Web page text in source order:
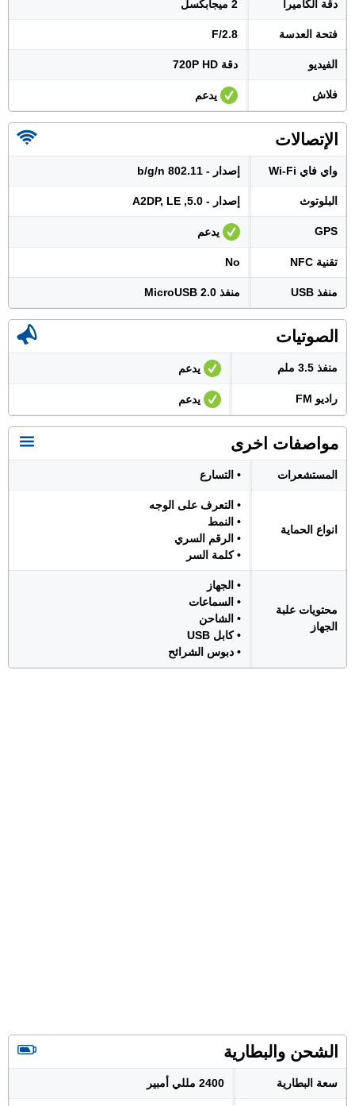
دقة الكاميرا 2 ميجابكسل
فتحة العدسة F/2.8
الفيديو دقة 720P HD
فلاش يدعم
الإتصالات
واي فاي Wi-Fi إصدار - 802.11 b/g/n
البلوتوث إصدار - 5.0, A2DP, LE
GPS يدعم
تقنية NFC No
منفذ USB منفذ MicroUSB 2.0
الصوتيات
منفذ 3.5 ملم يدعم
راديو FM يدعم
مواصفات اخرى
المستشعرات • التسارع
انواع الحماية
• التعرف على الوجه
• النمط
• الرقم السري
• كلمة السر
محتويات علبة
الجهاز
• الجهاز
• السماعات
• الشاحن
• كابل USB
• دبوس الشرائح
الشحن والبطارية
سعة البطارية 2400 مللي أمبير